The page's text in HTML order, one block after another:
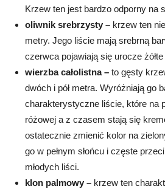
Krzew ten jest bardzo odporny na
oliwnik srebrzysty – krzew ten
metry. Jego liście mają srebrną
czerwca pojawiają się urocze
wierzba całolistna – to gęsty
dwóch i pół metra. Wyróżniają go
charakterystyczne liście, które na
różowej a z czasem stają się
ostatecznie zmienić kolor na
go w pełnym słońcu i częste
młodych liści.
klon palmowy – krzew ten